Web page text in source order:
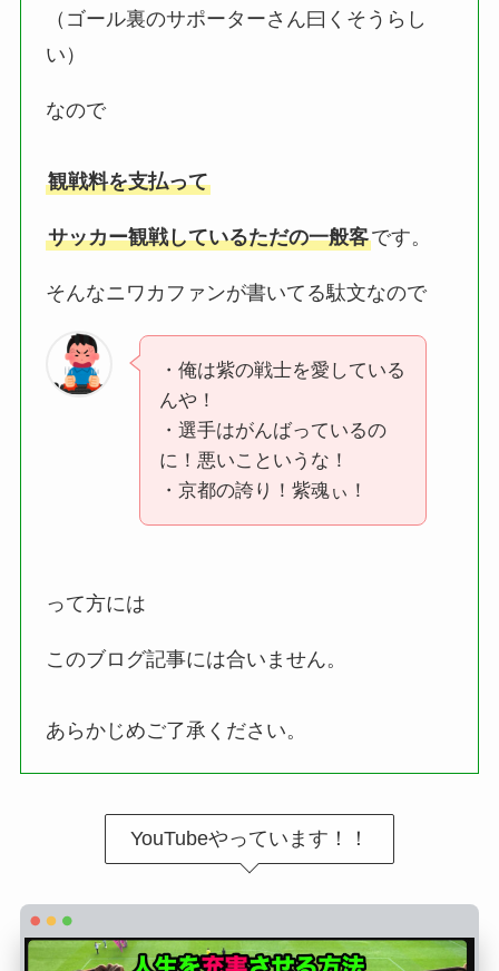
（ゴール裏のサポーターさん曰くそうらし
い）
なので
観戦料を支払って
サッカー観戦しているただの一般客です。
そんなニワカファンが書いてる駄文なので
・俺は紫の戦士を愛している
んや！
・選手はがんばっているの
に！悪いこというな！
・京都の誇り！紫魂ぃ！
って方には
このブログ記事には合いません。
あらかじめご了承ください。
YouTubeやっています！！